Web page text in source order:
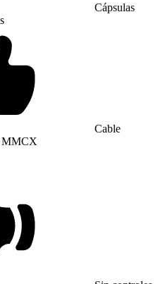
Cápsulas
Cable
MMCX